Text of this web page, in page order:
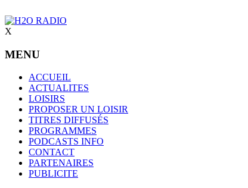
X
MENU
ACCUEIL
ACTUALITES
LOISIRS
PROPOSER UN LOISIR
TITRES DIFFUSÉS
PROGRAMMES
PODCASTS INFO
CONTACT
PARTENAIRES
PUBLICITE